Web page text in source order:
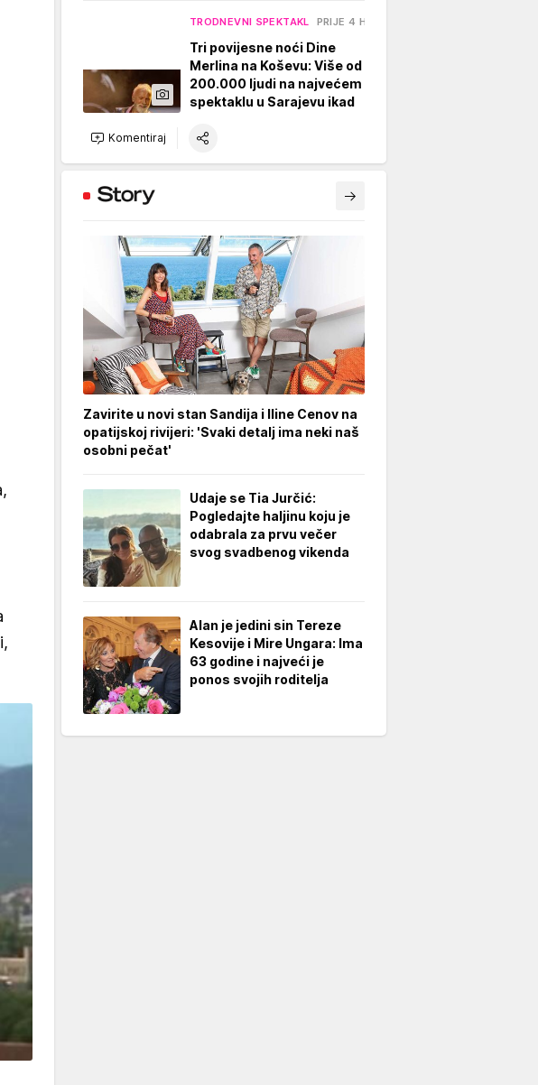
TRODNEVNI SPEKTAKL PRIJE 4 H
Tri povijesne noći Dine
Merlina na Koševu: Više od
200.000 ljudi na najvećem
spektaklu u Sarajevu ikad
Komentiraj
Zavirite u novi stan Sandija i Iline Cenov na
opatijskoj rivijeri: 'Svaki detalj ima neki naš
osobni pečat'
Udaje se Tia Jurčić:
Pogledajte haljinu koju je
odabrala za prvu večer
svog svadbenog vikenda
Alan je jedini sin Tereze
Kesovije i Mire Ungara: Ima
63 godine i najveći je
ponos svojih roditelja